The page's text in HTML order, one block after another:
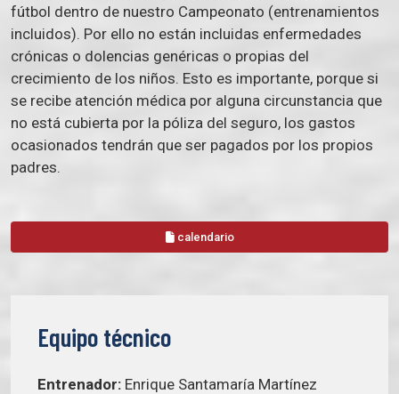
fútbol dentro de nuestro Campeonato (entrenamientos
incluidos). Por ello no están incluidas enfermedades
crónicas o dolencias genéricas o propias del
crecimiento de los niños. Esto es importante, porque si
se recibe atención médica por alguna circunstancia que
no está cubierta por la póliza del seguro, los gastos
ocasionados tendrán que ser pagados por los propios
padres.
calendario
Equipo técnico
Entrenador: Enrique Santamaría Martínez